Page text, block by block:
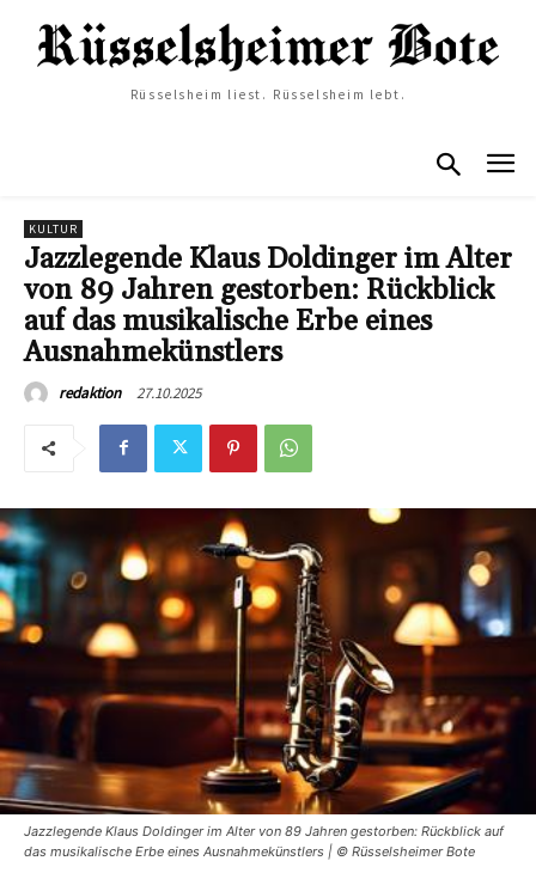
Rüsselsheim liest. Rüsselsheim lebt.
KULTUR
Jazzlegende Klaus Doldinger im Alter
von 89 Jahren gestorben: Rückblick
auf das musikalische Erbe eines
Ausnahmekünstlers
redaktion 27.10.2025
Jazzlegende Klaus Doldinger im Alter von 89 Jahren gestorben: Rückblick auf
das musikalische Erbe eines Ausnahmekünstlers | © Rüsselsheimer Bote